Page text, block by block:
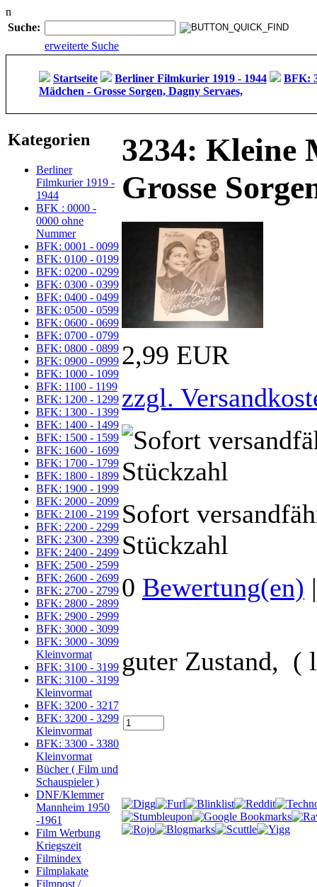
n
Suche:
erweiterte Suche
Startseite Berliner Filmkurier 1919 - 1944
BFK:
Mädchen - Grosse Sorgen, Dagny Servaes,
Kategorien
Berliner
Filmkurier 1919 -
1944
BFK : 0000 -
0000 ohne
Nummer
BFK: 0001 - 0099
BFK: 0100 - 0199
BFK: 0200 - 0299
BFK: 0300 - 0399
BFK: 0400 - 0499
BFK: 0500 - 0599
BFK: 0600 - 0699
BFK: 0700 - 0799
BFK: 0800 - 0899
BFK: 0900 - 0999
BFK: 1000 - 1099
BFK: 1100 - 1199
BFK: 1200 - 1299
BFK: 1300 - 1399
BFK: 1400 - 1499
BFK: 1500 - 1599
BFK: 1600 - 1699
BFK: 1700 - 1799
BFK: 1800 - 1899
BFK: 1900 - 1999
BFK: 2000 - 2099
BFK: 2100 - 2199
BFK: 2200 - 2299
BFK: 2300 - 2399
BFK: 2400 - 2499
BFK: 2500 - 2599
BFK: 2600 - 2699
BFK: 2700 - 2799
BFK: 2800 - 2899
BFK: 2900 - 2999
BFK: 3000 - 3099
BFK: 3000 - 3099
Kleinvormat
BFK: 3100 - 3199
BFK: 3100 - 3199
Kleinvormat
BFK: 3200 - 3217
BFK: 3200 - 3299
Kleinvormat
BFK: 3300 - 3380
Kleinvormat
Bücher ( Film und
Schauspieler )
DNF/Klemmer
Mannheim 1950
-1961
Film Werbung
Kriegszeit
Filmindex
Filmplakate
Filmpost /
3234: Kleine
Grosse
2,99 EUR
zzgl.
Sofort
Stückzahl
0 Bewertung(en)
guter Zustand, (